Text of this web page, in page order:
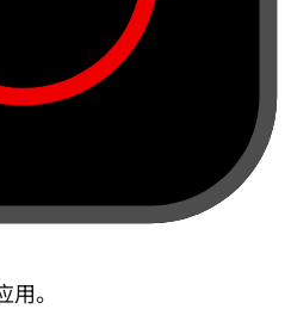
。